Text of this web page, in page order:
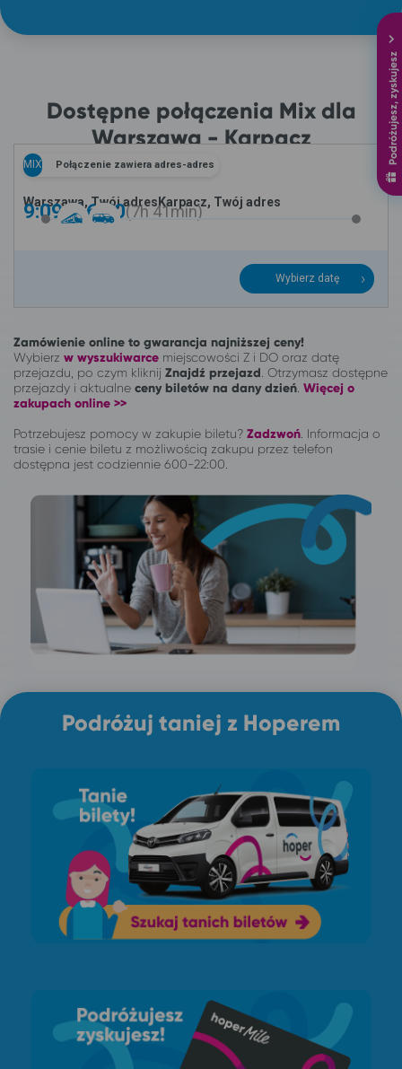
Podróżujesz, zyskujesz
Dostępne połączenia Mix dla
Warszawa - Karpacz
MIX Połączenie zawiera adres-adres
Warszawa, Twój adres Karpacz, Twój adres
9:09 -16:50 7h41min
Wybierz datę
Zamówienie online to gwarancja najniższej ceny!
Wybierz w wyszukiwarce miejscowości Z i DO oraz datę
przejazdu, po czym kliknij Znajdź przejazd . Otrzymasz dostępne
przejazdy i aktualne ceny biletów na dany dzień Więcej o
zakupach online >>
Potrzebujesz pomocy w zakupie biletu? Zadzwoń Informacja o
trasie i cenie biletu z możliwością zakupu przez telefon
dostępna jest codziennie 600-22:00.
Podróżuj taniej z Hoperem